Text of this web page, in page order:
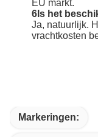
EU markt.
6Is het
Ja, natuurlijk.
vrachtkosten
Markeringen: